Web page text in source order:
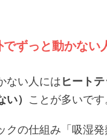
でずっと動かない
ない人にはヒート
） ことが多いです
クの仕組み「吸湿発